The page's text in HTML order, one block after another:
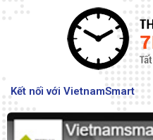
Kết nối với VietnamSmart